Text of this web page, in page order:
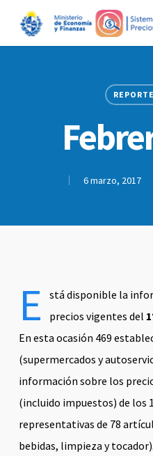
6 marzo, 2017
E
stá disponible la
precios vigentes del
En esta ocasión 469
(supermercados y
información sobre los
(incluido impuestos) de los
representativas de 78
bebidas, limpieza y tocador).